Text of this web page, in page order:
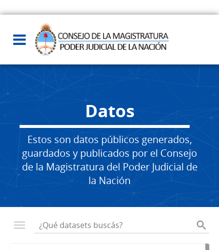
Datos
Estos son datos públicos generados,
guardados y publicados por el Consejo
de la Magistratura del Poder Judicial de
la Nación